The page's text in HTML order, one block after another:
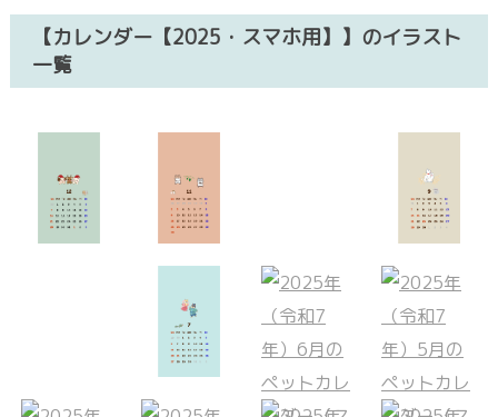
【カレンダー【2025・スマホ用】】のイラスト
一覧